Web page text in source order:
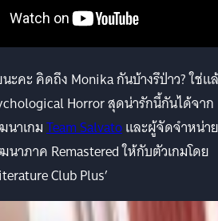
ะคะ คิดถึง Monika กันบ้างรึป่าว? ใช่แ
Horror สุดน่ารักนี้กันได้จาก
นาเกมTeam Salvatoและผู้จัดจำหน่าย
าภาค Remastered ให้กับตัวเกมโดย
Club Plus’